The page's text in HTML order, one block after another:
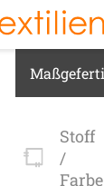
RÄUME
Stoff
/
Farbe